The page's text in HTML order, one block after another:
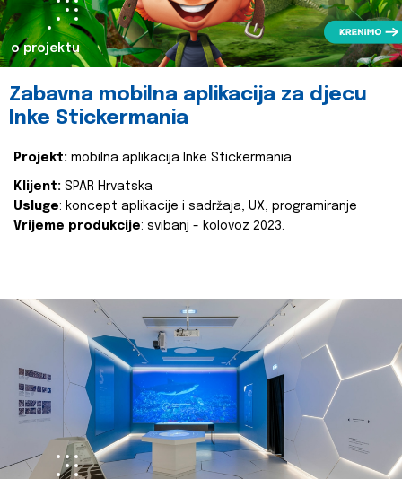
o projektu
Zabavna mobilna aplikacija za djecu
Inke Stickermania
Projekt: mobilna aplikacija Inke Stickermania
Klijent: SPAR Hrvatska
Usluge: koncept aplikacije i sadržaja, UX, programiranje
Vrijeme produkcije: svibanj - kolovoz 2023.